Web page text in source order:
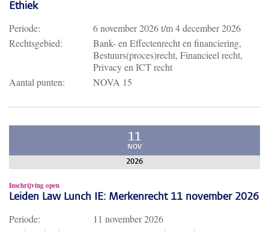
Ethiek
Periode: 6 november 2026t/m4 december 2026
Rechtsgebied:
Bank- en Effectenrecht en financiering,
Bestuurs(proces)recht, Financieel recht,
Privacy en ICT recht
Aantal punten:
NOVA 15
11
NOV
2026
Inschrijving open
Leiden Law Lunch IE: Merkenrecht 11 november 2026
Periode:
11 november 2026